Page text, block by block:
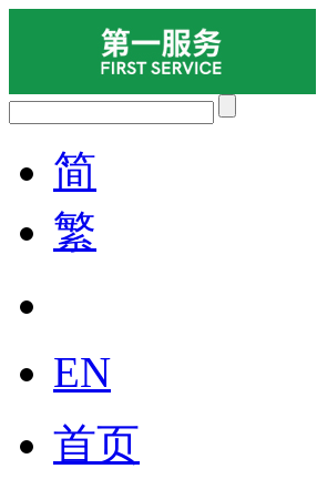
简
繁
EN
首页